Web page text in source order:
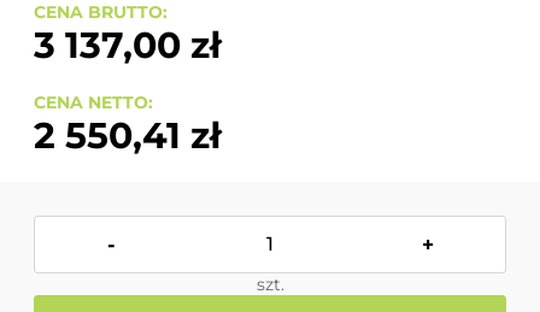
CENA BRUTTO:
3 137,00 zł
CENA NETTO:
2 550,41 zł
- +
szt.